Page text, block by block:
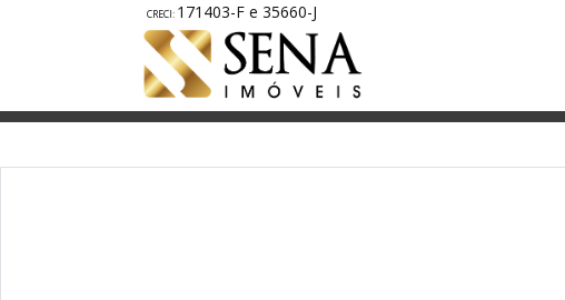
171403-F e 35660-J